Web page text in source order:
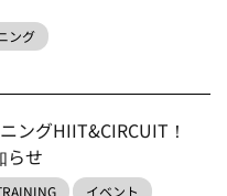
ング
ングHIIT&CIRCUIT！
らせ
イベント